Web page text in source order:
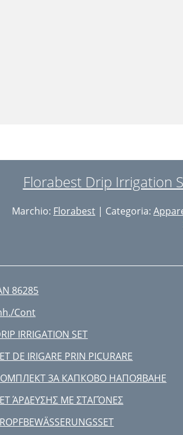
Florabest Drip Irrigation
Marchio: Florabest | Categoria:
86285
Cont
IRRIGATION SET
DE IRIGARE PRIN PICURARE
ЗА КАПКОВО НАПОЯВАНЕ
ΆΡΔΕΥΣΗΣ ΜΕ ΣΤΑΓΌΝΕΣ